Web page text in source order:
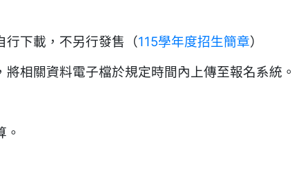
行下載，不另行發售（115學年度招生簡章）
相關資料電子檔於規定時間內上傳至報名系統。
。